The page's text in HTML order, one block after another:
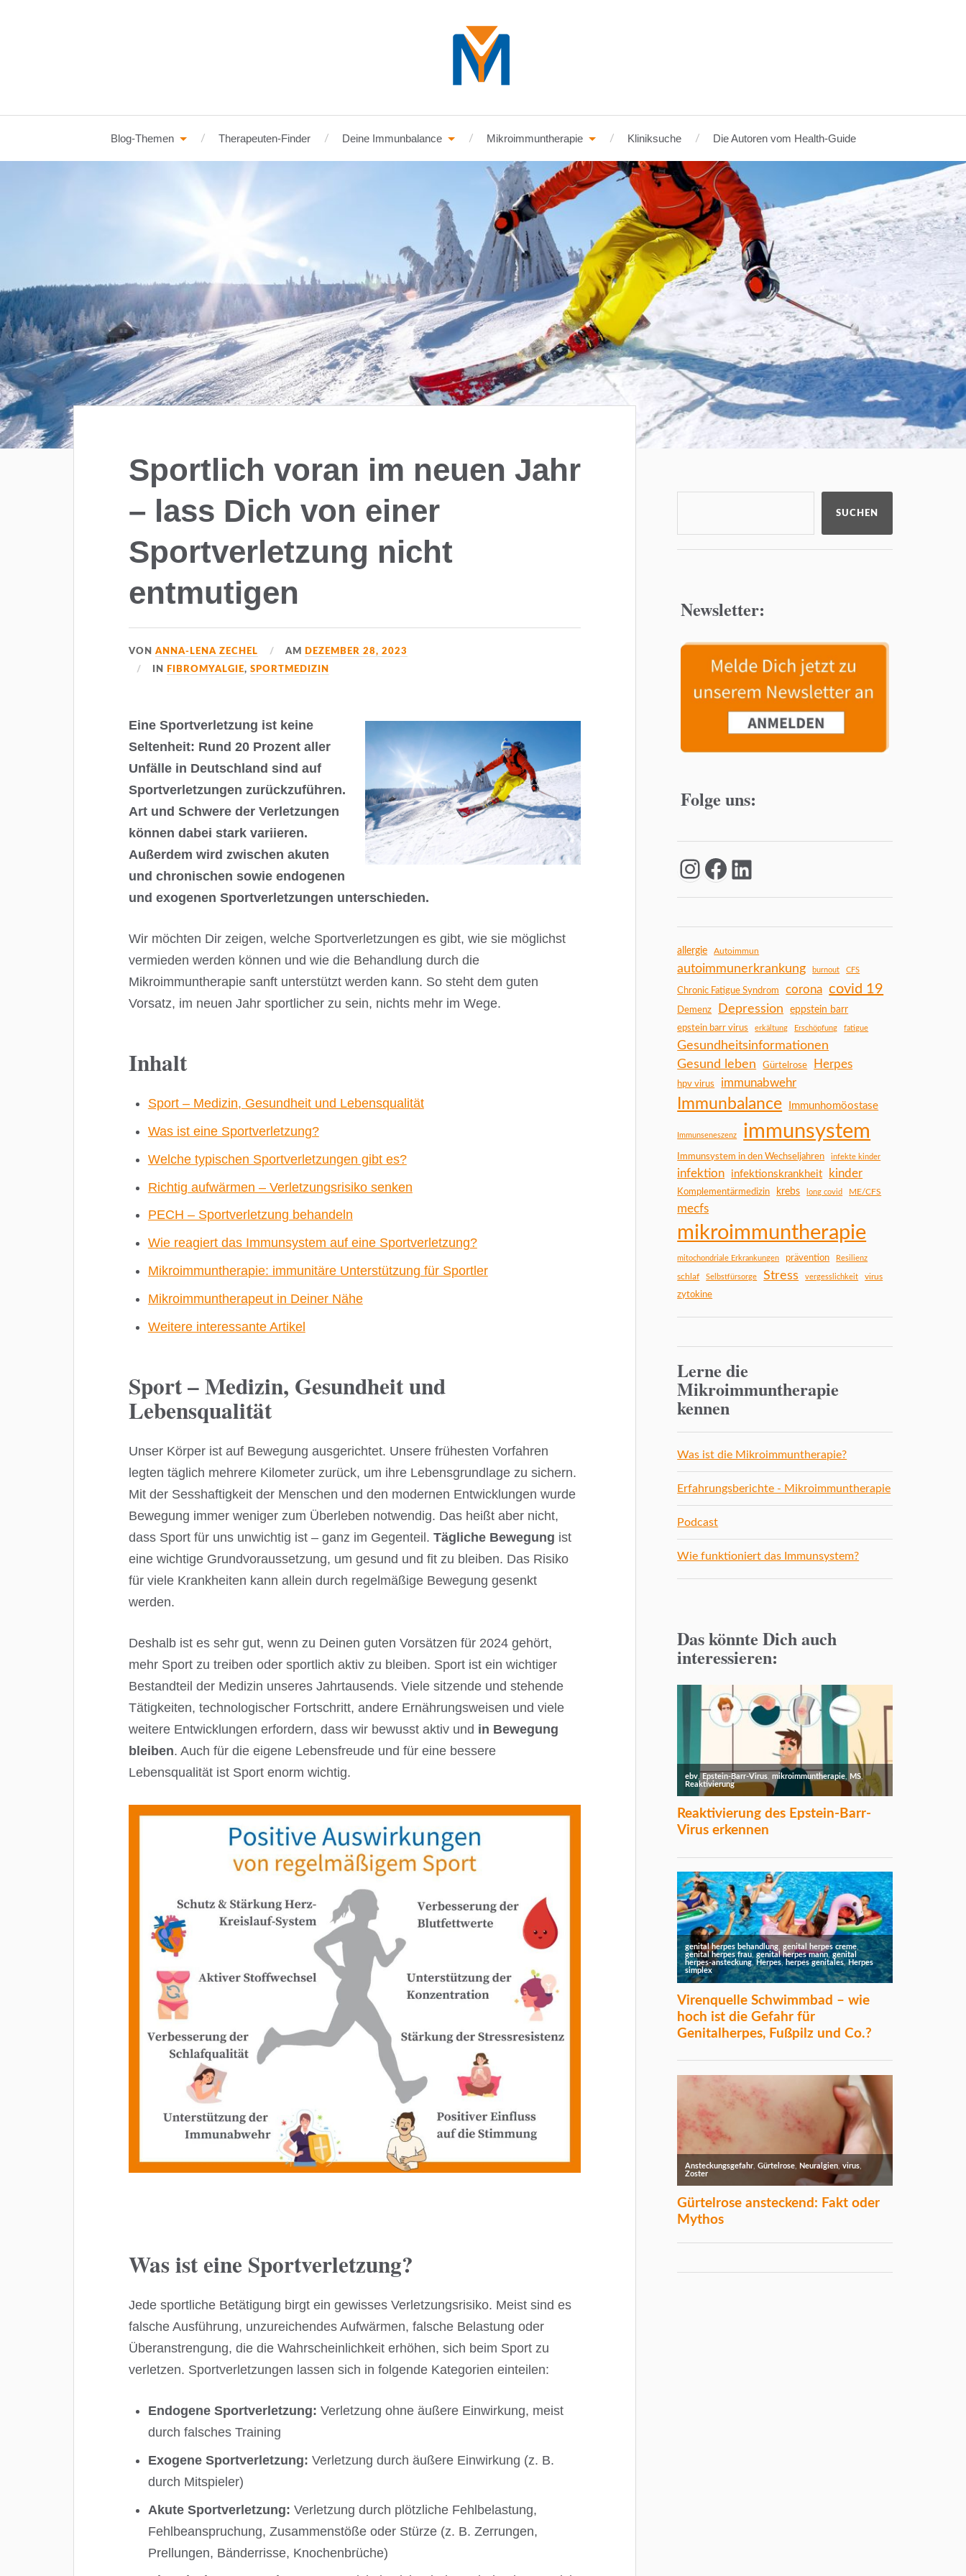
Blog-Themen Therapeuten-Finder Deine Immunbalance Mikroimmuntherapie Kliniksuche Die Autoren vom Health-Guide
Sportlich voran im neuen Jahr
– lass Dich von einer
Sportverletzung nicht
entmutigen
VONANNA-LENA ZECHEL AM DEZEMBER 28, 2023
IN FIBROMYALGIE,SPORTMEDIZIN
Eine Sportverletzung ist keine
Seltenheit: Rund 20 Prozent aller
Unfälle in Deutschland sind auf
Sportverletzungen zurückzuführen.
Art und Schwere der Verletzungen
können dabei stark variieren.
Außerdem wird zwischen akuten
und chronischen sowie endogenen
und exogenen Sportverletzungen unterschieden.
Wir möchten Dir zeigen, welche Sportverletzungen es gibt, wie sie möglichst
vermieden werden können und wie die Behandlung durch die
Mikroimmuntherapie sanft unterstützt werden kann. So steht dem guten
Vorsatz, im neuen Jahr sportlicher zu sein, nichts mehr im Wege.
Inhalt
Sport – Medizin, Gesundheit und Lebensqualität
Was ist eine Sportverletzung?
Welche typischen Sportverletzungen gibt es?
Richtig aufwärmen – Verletzungsrisiko senken
PECH – Sportverletzung behandeln
Wie reagiert das Immunsystem auf eine Sportverletzung?
Mikroimmuntherapie: immunitäre Unterstützung für Sportler
Mikroimmuntherapeut in Deiner Nähe
Weitere interessante Artikel
Sport – Medizin, Gesundheit und
Lebensqualität
Unser Körper ist auf Bewegung ausgerichtet. Unsere frühesten Vorfahren
legten täglich mehrere Kilometer zurück, um ihre Lebensgrundlage zu sichern.
Mit der Sesshaftigkeit der Menschen und den modernen Entwicklungen wurde
Bewegung immer weniger zum Überleben notwendig. Das heißt aber nicht,
dass Sport für uns unwichtig ist – ganz im Gegenteil.Tägliche Bewegung ist
eine wichtige Grundvoraussetzung, um gesund und fit zu bleiben. Das Risiko
für viele Krankheiten kann allein durch regelmäßige Bewegung gesenkt
werden.
Deshalb ist es sehr gut, wenn zu Deinen guten Vorsätzen für 2024 gehört,
mehr Sport zu treiben oder sportlich aktiv zu bleiben. Sport ist ein wichtiger
Bestandteil der Medizin unseres Jahrtausends. Viele sitzende und stehende
Tätigkeiten, technologischer Fortschritt, andere Ernährungsweisen und viele
weitere Entwicklungen erfordern, dass wir bewusst aktiv und in Bewegung
bleiben. Auch für die eigene Lebensfreude und für eine bessere
Lebensqualität ist Sport enorm wichtig.
Was ist eine Sportverletzung?
Jede sportliche Betätigung birgt ein gewisses Verletzungsrisiko. Meist sind es
falsche Ausführung, unzureichendes Aufwärmen, falsche Belastung oder
Überanstrengung, die die Wahrscheinlichkeit erhöhen, sich beim Sport zu
verletzen. Sportverletzungen lassen sich in folgende Kategorien einteilen:
Endogene Sportverletzung: Verletzung ohne äußere Einwirkung, meist
durch falsches Training
Exogene Sportverletzung: Verletzung durch äußere Einwirkung (z. B.
durch Mitspieler)
Akute Sportverletzung: Verletzung durch plötzliche Fehlbelastung,
Fehlbeanspruchung, Zusammenstöße oder Stürze (z. B. Zerrungen,
Prellungen, Bänderrisse, Knochenbrüche)
SUCHEN
Newsletter:
Folge uns:
allergie Autoimmun
autoimmunerkrankung burnout CFS
Chronic Fatigue Syndrom corona covid 19
Demenz Depression
eppstein barr
epstein barr virus
erkältung Erschöpfung fatigue
Gesundheitsinformationen
Gesund leben Gürtelrose Herpes
hpv virus immunabwehr
Immunbalance Immunhomöostase
Immunseneszenz immunsystem
Immunsystem in den Wechseljahren infekte kinder
infektion infektionskrankheit kinder
Komplementärmedizin krebs long covid ME/CFS
mecfs
mikroimmuntherapie
mitochondriale Erkrankungen prävention Resilienz
schlaf Selbstfürsorge Stress vergesslichkeit virus
zytokine
Lerne die
Mikroimmuntherapie
kennen
Was ist die Mikroimmuntherapie?
Erfahrungsberichte - Mikroimmuntherapie
Podcast
Wie funktioniert das Immunsystem?
Das könnte Dich auch
interessieren: